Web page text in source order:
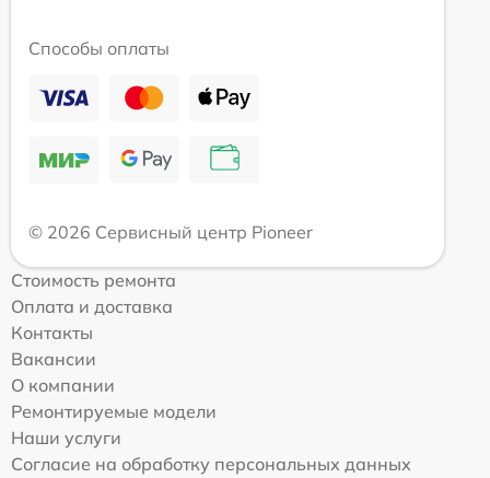
Способы оплаты
© 2026 Сервисный центр Pioneer
Стоимость ремонта
Оплата и доставка
Контакты
Вакансии
О компании
Ремонтируемые модели
Наши услуги
Согласие на обработку персональных данных